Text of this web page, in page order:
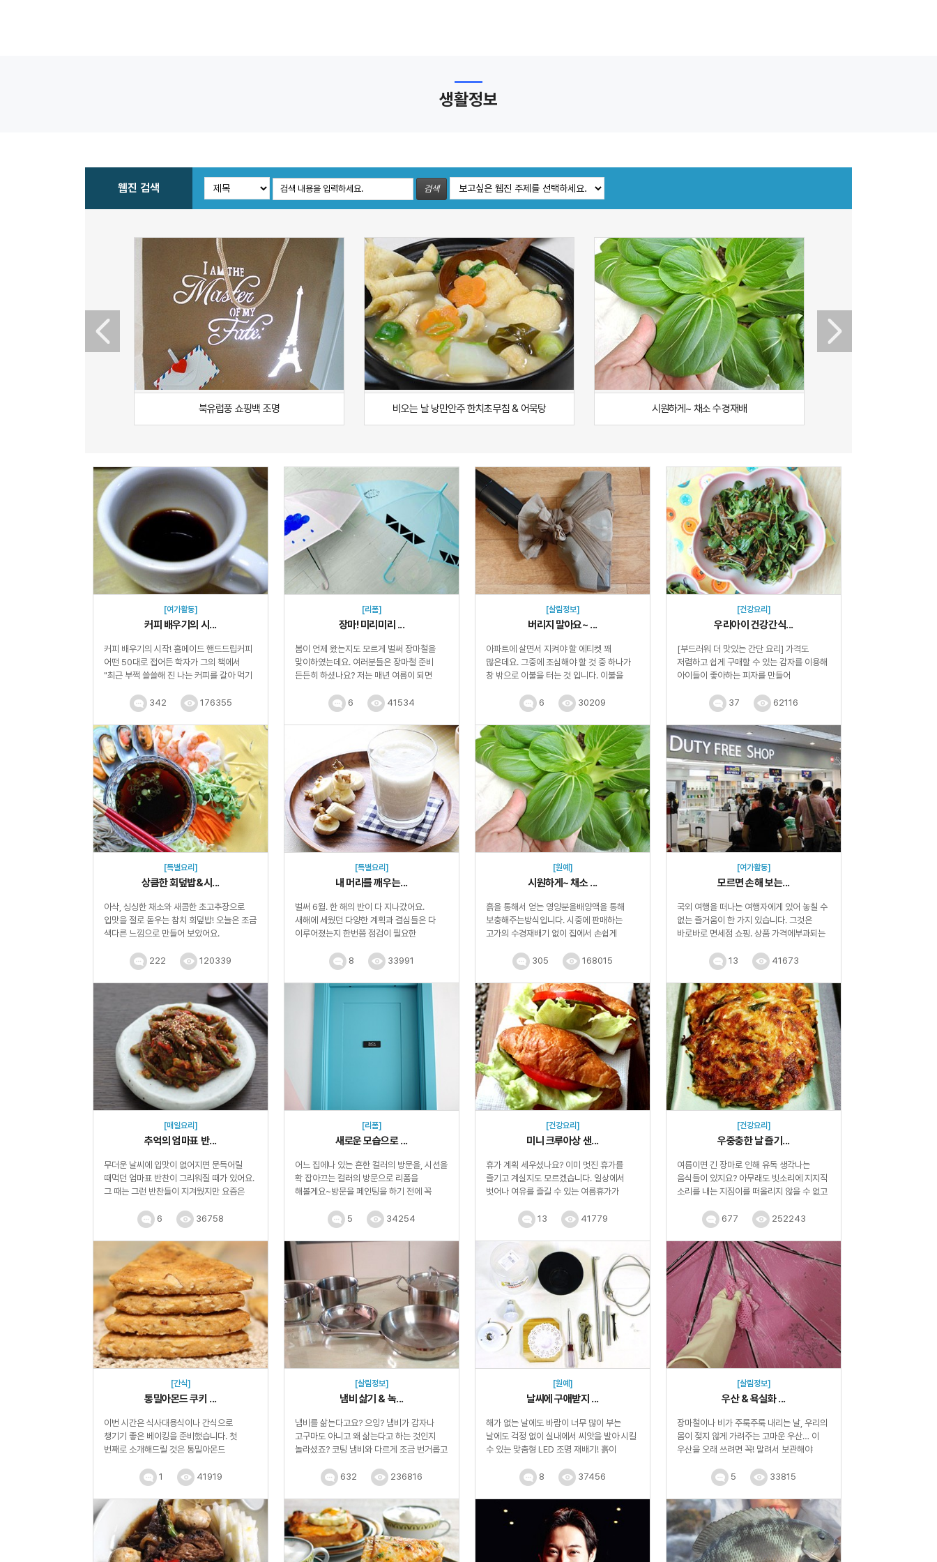
생활정보
웹진 검색 검색
북유럽풍 쇼핑백 조명 비오는 날 낭만안주 한치초무침 & 어묵탕 시원하게~ 채소 수경재배
[여가활동]
커피 배우기의 시...
커피 배우기의 시작! 홈메이드 핸드드립커피
어떤 50대로 접어든 학자가 그의 책에서
"최근 부쩍 쓸쓸해 진 나는 커피를 갈아 먹기
342
176355
[리폼]
장마! 미리미리 ...
봄이 언제 왔는지도 모르게 벌써 장마철을
맞이하였는데요. 여러분들은 장마철 준비
든든히 하셨나요? 저는 매년 여름이 되면
6
41534
[살림정보]
버리지 말아요~ ...
아파트에 살면서 지켜야 할 에티켓 꽤
많은데요. 그중에 조심해야 할 것 중 하나가
창 밖으로 이불을 터는 것 입니다. 이불을
6
30209
[건강요리]
우리아이 건강간식...
[부드러워 더 맛있는 간단 요리] 가격도
저렴하고 쉽게 구매할 수 있는 감자를 이용해
아이들이 좋아하는 피자를 만들어
37
62116
[특별요리]
상큼한 회덮밥&시...
아삭, 싱싱한 채소와 새콤한 초고추장으로
입맛을 절로 돋우는 참치 회덮밥! 오늘은 조금
색다른 느낌으로 만들어 보았어요.
222
120339
[특별요리]
내 머리를 깨우는...
벌써 6월. 한 해의 반이 다 지나갔어요.
새해에 세웠던 다양한 계획과 결심들은 다
이루어졌는지 한번쯤 점검이 필요한
8
33991
[원예]
시원하게~ 채소 ...
흙을 통해서 얻는 영양분을배양액을 통해
보충해주는방식입니다. 시중에 판매하는
고가의 수경재배기 없이 집에서 손쉽게
305
168015
[여가활동]
모르면 손해 보는...
국외 여행을 떠나는 여행자에게 있어 놓칠 수
없는 즐거움이 한 가지 있습니다. 그것은
바로바로 면세점 쇼핑. 상품 가격에부과되는
13
41673
[매일요리]
추억의 엄마표 반...
무더운 날씨에 입맛이 없어지면 문득어릴
때먹던 엄마표 반찬이 그리워질 때가 있어요.
그 때는 그런 반찬들이 지겨웠지만 요즘은
6
36758
[리폼]
새로운 모습으로 ...
어느 집에나 있는 흔한 컬러의 방문을, 시선을
확 잡아끄는 컬러의 방문으로 리폼을
해볼게요~방문을 페인팅을 하기 전에 꼭
5
34254
[건강요리]
미니 크루아상 샌...
휴가 계획 세우셨나요? 이미 멋진 휴가를
즐기고 계실지도 모르겠습니다. 일상에서
벗어나 여유를 즐길 수 있는 여름휴가가
13
41779
[건강요리]
우중충한 날 즐기...
여름이면 긴 장마로 인해 유독 생각나는
음식들이 있지요? 아무래도 빗소리에 지지직
소리를 내는 지짐이를 떠올리지 않을 수 없고
677
252243
[간식]
통밀아몬드 쿠키 ...
이번 시간은 식사대용식이나 간식으로
챙기기 좋은 베이킹을 준비했습니다. 첫
번째로 소개해드릴 것은 통밀아몬드
1 41919
[살림정보]
냄비 삶기 & 녹...
냄비를 삶는다고요? 으잉? 냄비가 감자나
고구마도 아니고 왜 삶는다고 하는 것인지
놀라셨죠? 코팅 냄비와 다르게 조금 번거롭고
632
236816
[원예]
날씨에 구애받지 ...
해가 없는 날에도 바람이 너무 많이 부는
날에도 걱정 없이 실내에서 씨앗을 발아 시킬
수 있는 맞춤형 LED 조명 재배기! 흙이
8
37456
[살림정보]
우산 & 욕실화 ...
장마철이나 비가 주룩주룩 내리는 날, 우리의
몸이 젖지 않게 가려주는 고마운 우산… 이
우산을 오래 쓰려면 꼭! 말려서 보관해야
5
33815